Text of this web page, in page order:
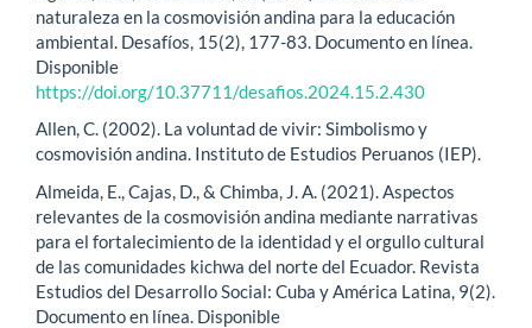
naturaleza en la cosmovisión andina para la educación
ambiental. Desafíos, 15(2), 177-83. Documento en línea.
Disponible
https://doi.org/10.37711/desafios.2024.15.2.430
Allen, C. (2002). La voluntad de vivir: Simbolismo y
cosmovisión andina. Instituto de Estudios Peruanos (IEP).
Almeida, E., Cajas, D., & Chimba, J. A. (2021). Aspectos
relevantes de la cosmovisión andina mediante narrativas
para el fortalecimiento de la identidad y el orgullo cultural
de las comunidades kichwa del norte del Ecuador. Revista
Estudios del Desarrollo Social: Cuba y América Latina, 9(2).
Documento en línea. Disponible